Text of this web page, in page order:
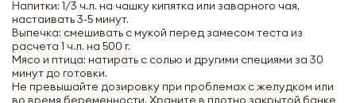
Напитки: 1/3 ч.л. на чашку кипятка или заварного чая,
настаивать 3-5 минут.
Выпечка: смешивать с мукой перед замесом теста из
расчета 1 ч.л. на 500 г.
Мясо и птица: натирать с солью и другими специями за 30
минут до готовки.
Не превышайте дозировку при проблемах с желудком или
во время беременности. Храните в плотно закрытой банке